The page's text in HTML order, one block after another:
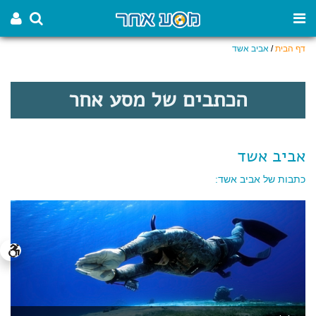
דף הבית/ אביב אשד
הכתבים של מסע אחר
אביב אשד
כתבות של אביב אשד: